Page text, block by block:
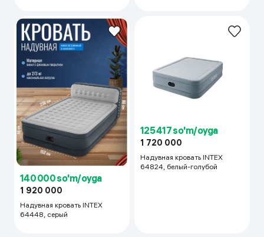
140 000 so'm/oyga
1 920 000
Надувная кровать INTEX
64448, серый
125 417 so'm/oyga
1 720 000
Надувная кровать INTEX
64824, белый-голубой